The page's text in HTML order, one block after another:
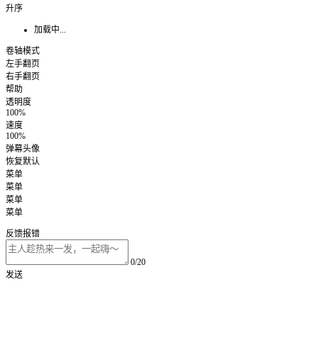
升序
加载中...
卷轴模式
左手翻页
右手翻页
帮助
透明度
100%
速度
100%
弹幕头像
恢复默认
菜单
菜单
菜单
菜单
反馈报错
0/20
发送